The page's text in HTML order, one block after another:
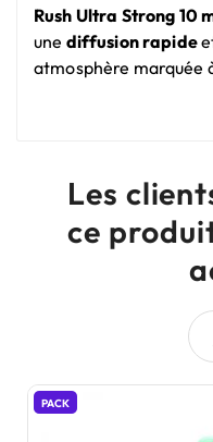
Rush Ultra Strong 10
une diffusion rapide
atmosphère marquée
Les
ce
PACK